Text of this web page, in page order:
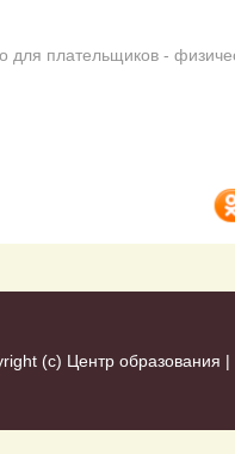
для плательщиков -
(c) Центр образования |